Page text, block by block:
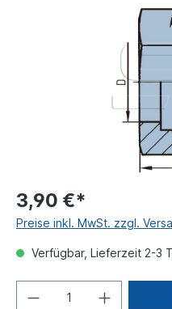
3,90 €*
Preise inkl. MwSt. zzgl.
Verfügbar, Lieferzeit 2-3